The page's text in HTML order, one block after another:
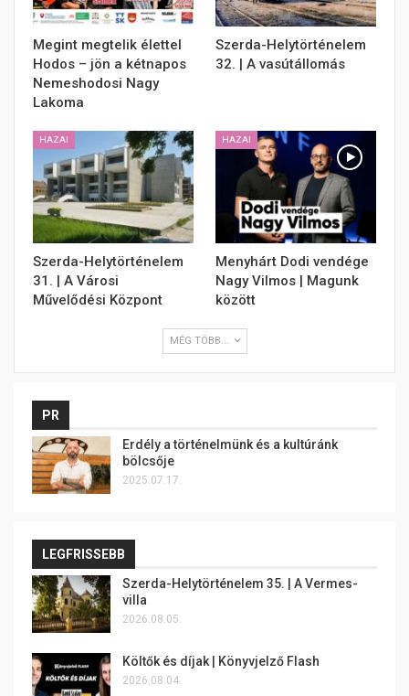
Megint megtelik élettel
Hodos – jön a kétnapos
Nemeshodosi Nagy
Lakoma
Szerda-Helytörténelem
32. | A vasútállomás
HAZAI
Szerda-Helytörténelem
31. | A Városi
Művelődési Központ
HAZAI
Menyhárt Dodi vendége
Nagy Vilmos | Magunk
között
MÉG TÖBB...
PR
Erdély a történelmünk és a kultúránk
bölcsője
2025.07.17.
LEGFRISSEBB
Szerda-Helytörténelem 35. | A Vermes-
villa
2026.08.05.
Költők és díjak | Könyvjelző Flash
2026.08.04.